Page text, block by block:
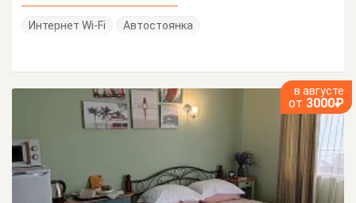
Интернет Wi-Fi Автостоянка
в августе
от 3000₽